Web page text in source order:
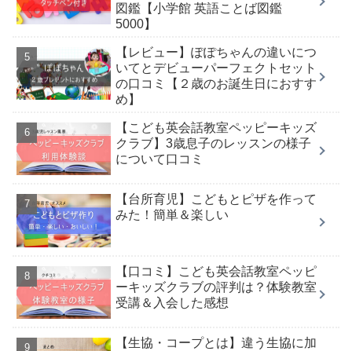
図鑑【小学館 英語ことば図鑑
5000】
【レビュー】ぽぽちゃんの違いにつ
いてとデビューパーフェクトセット
の口コミ【２歳のお誕生日におすす
め】
【こども英会話教室ペッピーキッズ
クラブ】3歳息子のレッスンの様子
について口コミ
【台所育児】こどもとピザを作って
みた！簡単＆楽しい
【口コミ】こども英会話教室ペッピ
ーキッズクラブの評判は？体験教室
受講＆入会した感想
【生協・コープとは】違う生協に加